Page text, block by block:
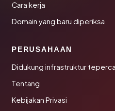
Cara kerja
Domain yang baru diperiksa
PERUSAHAAN
Didukung infrastruktur
Tentang
Kebijakan Privasi